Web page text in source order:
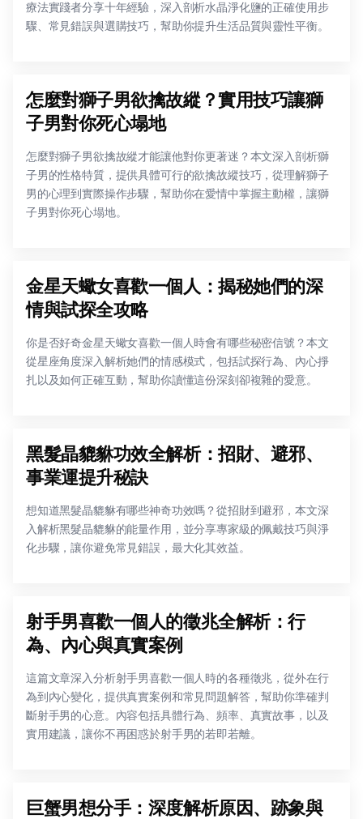
療法實踐者分享十年經驗，深入剖析水晶淨化鹽的正確使用步
驟、常見錯誤與選購技巧，幫助你提升生活品質與靈性平衡。
怎麼對獅子男欲擒故縱？實用技巧讓獅
子男對你死心塌地
怎麼對獅子男欲擒故縱才能讓他對你更著迷？本文深入剖析獅
子男的性格特質，提供具體可行的欲擒故縱技巧，從理解獅子
男的心理到實際操作步驟，幫助你在愛情中掌握主動權，讓獅
子男對你死心塌地。
金星天蠍女喜歡一個人：揭秘她們的深
情與試探全攻略
你是否好奇金星天蠍女喜歡一個人時會有哪些秘密信號？本文
從星座角度深入解析她們的情感模式，包括試探行為、內心掙
扎以及如何正確互動，幫助你讀懂這份深刻卻複雜的愛意。
黑髮晶貔貅功效全解析：招財、避邪、
事業運提升秘訣
想知道黑髮晶貔貅有哪些神奇功效嗎？從招財到避邪，本文深
入解析黑髮晶貔貅的能量作用，並分享專家級的佩戴技巧與淨
化步驟，讓你避免常見錯誤，最大化其效益。
射手男喜歡一個人的徵兆全解析：行
為、內心與真實案例
這篇文章深入分析射手男喜歡一個人時的各種徵兆，從外在行
為到內心變化，提供真實案例和常見問題解答，幫助你準確判
斷射手男的心意。內容包括具體行為、頻率、真實故事，以及
實用建議，讓你不再困惑於射手男的若即若離。
巨蟹男想分手：深度解析原因、跡象與